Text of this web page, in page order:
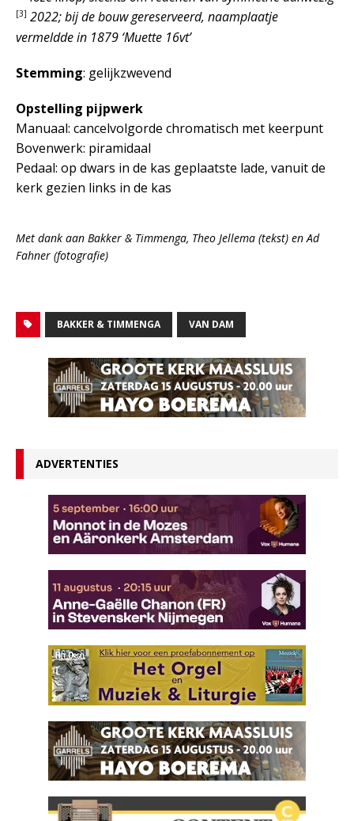
[3] 2022; bij de bouw gereserveerd, naamplaatje
vermeldde in 1879 ‘Muette 16vt’
Stemming: gelijkzwevend
Opstelling pijpwerk
Manuaal: cancelvolgorde chromatisch met keerpunt
Bovenwerk: piramidaal
Pedaal: op dwars in de kas geplaatste lade, vanuit de
kerk gezien links in de kas
Met dank aan Bakker & Timmenga, Theo Jellema (tekst) en Ad
Fahner (fotografie)
BAKKER & TIMMENGA VAN DAM
ADVERTENTIES